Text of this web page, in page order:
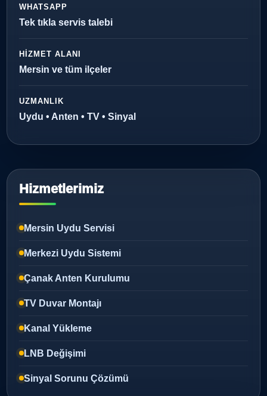
WHATSAPP
Tek tıkla servis talebi
HIZMET ALANI
Mersin ve tüm ilçeler
UZMANLIK
Uydu • Anten • TV • Sinyal
Hizmetlerimiz
Mersin Uydu Servisi
Merkezi Uydu Sistemi
Çanak Anten Kurulumu
TV Duvar Montajı
Kanal Yükleme
LNB Değişimi
Sinyal Sorunu Çözümü